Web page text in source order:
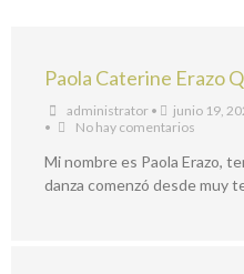
Paola Caterine Erazo
administrator • junio 19,
•
No hay comentarios
Mi nombre es Paola Erazo,
danza comenzó desde muy